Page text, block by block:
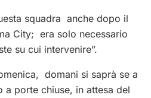
squadra anche dopo il
City; era solo necessario
su cui intervenire”.
domani si saprà se a
a porte chiuse, in attesa del